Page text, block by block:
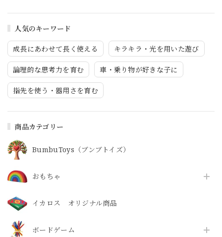
人気のキーワード
成長にあわせて長く使える キラキラ・光を用いた遊び
論理的な思考力を育む 車・乗り物が好きな子に
指先を使う・器用さを育む
商品カテゴリー
BumbuToys（ブンブトイズ）
おもちゃ
イカロス オリジナル商品
ボードゲーム